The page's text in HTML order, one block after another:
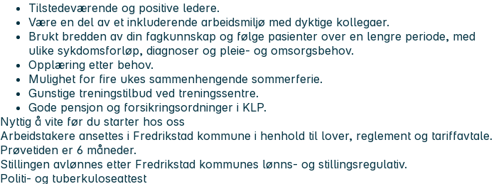
Tilstedeværende og positive ledere.
Være en del av et inkluderende arbeidsmiljø med dyktige kollegaer.
Brukt bredden av din fagkunnskap og følge pasienter over en lengre periode, med
ulike sykdomsforløp, diagnoser og pleie- og omsorgsbehov.
Opplæring etter behov.
Mulighet for fire ukes sammenhengende sommerferie.
Gunstige treningstilbud ved treningssentre.
Gode pensjon og forsikringsordninger i KLP.
Nyttig å vite før du starter hos oss
Arbeidstakere ansettes i Fredrikstad kommune i henhold til lover, reglement og tariffavtale.
Prøvetiden er 6 måneder.
Stillingen avlønnes etter Fredrikstad kommunes lønns- og stillingsregulativ.
Politi- og tuberkuloseattest